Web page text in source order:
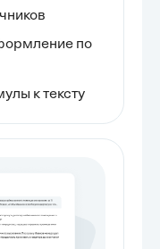
по
к тексту